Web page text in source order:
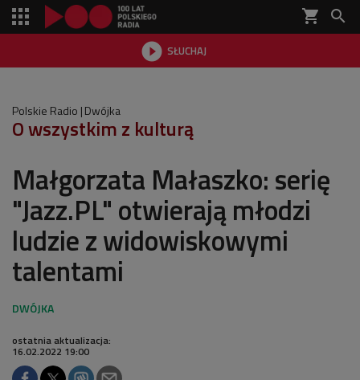
shopping_cart 
 SŁUCHAJ

Polskie Radio Dwójka
O wszystkim z kulturą
Małgorzata Małaszko: serię
"Jazz.PL" otwierają młodzi
ludzie z widowiskowymi
talentami
ostatnia aktualizacja:
16.02.2022 19:00